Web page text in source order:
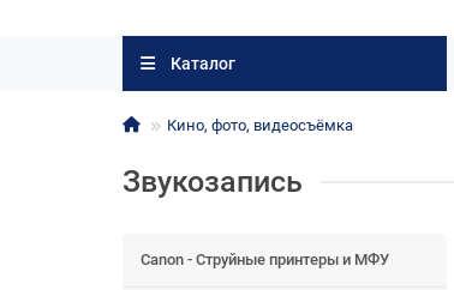
Каталог
Кино, фото, видеосъёмка
Звукозапись
Canon - Струйные принтеры и МФУ